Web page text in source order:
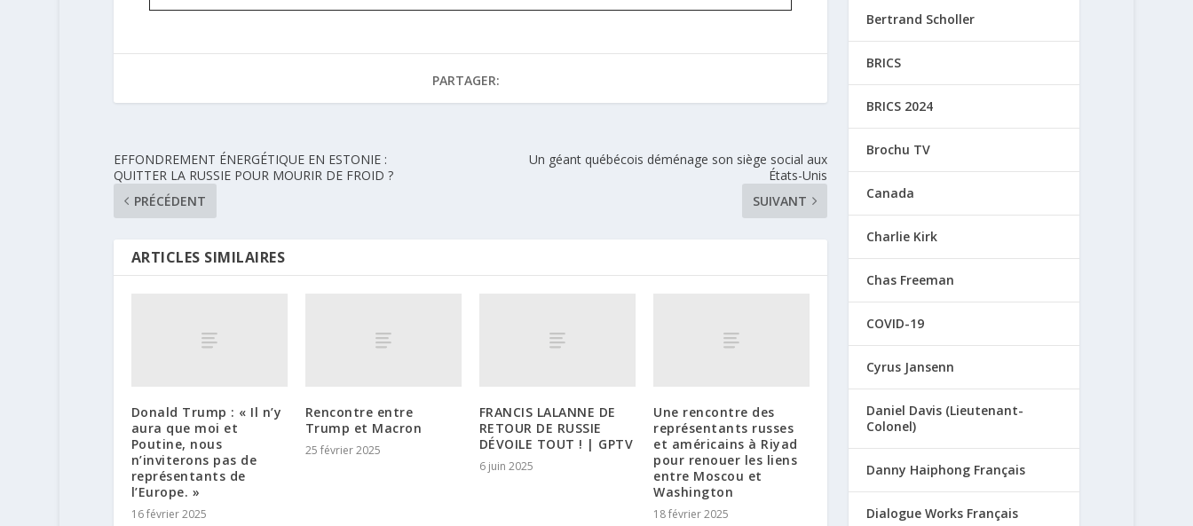
PARTAGER:
EFFONDREMENT ÉNERGÉTIQUE EN ESTONIE :
QUITTER LA RUSSIE POUR MOURIR DE FROID ?
PRÉCÉDENT
Un géant québécois déménage son siège social aux
États-Unis
SUIVANT
ARTICLES SIMILAIRES
Donald Trump : « Il n’y
aura que moi et
Poutine, nous
n’inviterons pas de
représentants de
l’Europe. »
16 février 2025
Rencontre entre
Trump et Macron
25 février 2025
FRANCIS LALANNE DE
RETOUR DE RUSSIE
DÉVOILE TOUT ! | GPTV
6 juin 2025
Une rencontre des
représentants russes
et américains à Riyad
pour renouer les liens
entre Moscou et
Washington
18 février 2025
Bertrand Scholler
BRICS
BRICS 2024
Brochu TV
Canada
Charlie Kirk
Chas Freeman
COVID-19
Cyrus Jansenn
Daniel Davis (Lieutenant-
Colonel)
Danny Haiphong Français
Dialogue Works Français